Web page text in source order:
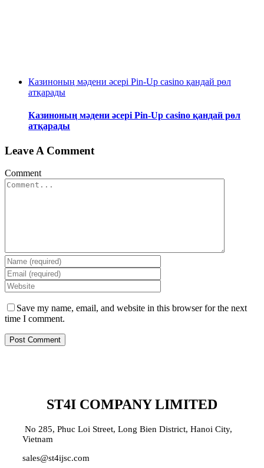
Казиноның мәдени әсері Pin-Up casino қандай рөл
атқарады
Казиноның мәдени әсері Pin-Up casino қандай рөл
атқарады
Leave A Comment
Comment
Save my name, email, and website in this browser for the next
time I comment.
ST4I COMPANY LIMITED
No 285, Phuc Loi Street, Long Bien District, Hanoi City,
Vietnam
sales@st4ijsc.com